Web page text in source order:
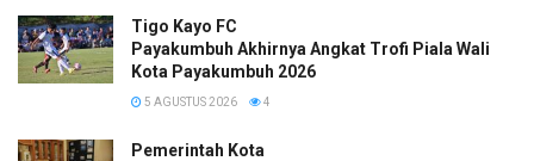
Tigo Kayo FC
Payakumbuh Akhirnya Angkat Trofi Piala Wali
Kota Payakumbuh 2026
5 AGUSTUS 2026 4
Pemerintah Kota